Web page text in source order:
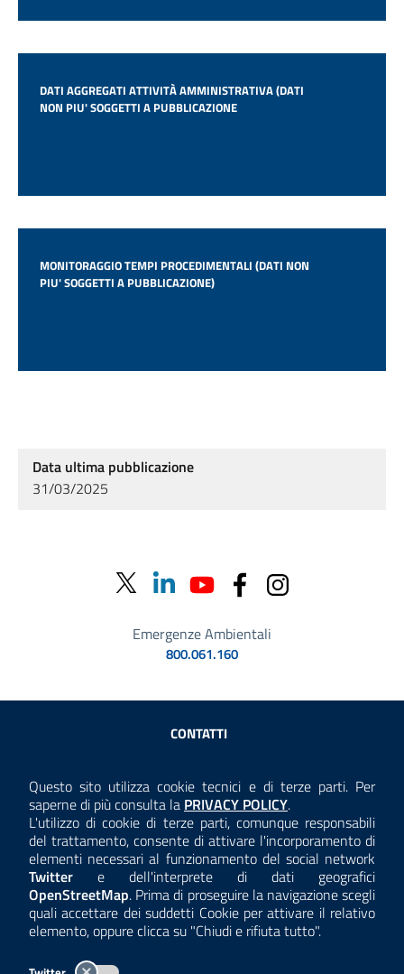
Questo sito utilizza cookie tecnici e di terze parti. Per
saperne di più consulta la Consulta la
PRIVACY POLICY.
L'utilizzo di cookie di terze parti, comunque responsabili
del trattamento, consente di attivare l'incorporamento di
elementi necessari al funzionamento del social network
Twitter e dell'interprete di dati geografici
OpenStreetMap. Prima di proseguire la navigazione scegli
quali accettare dei suddetti Cookie per attivare il relativo
elemento, oppure clicca su "Chiudi e rifiuta tutto".
DATI AGGREGATI ATTIVITÀ AMMINISTRATIVA (DATI
NON PIU' SOGGETTI A PUBBLICAZIONE
MONITORAGGIO TEMPI PROCEDIMENTALI (DATI NON
PIU' SOGGETTI A PUBBLICAZIONE)
Data ultima pubblicazione
31/03/2025
Emergenze Ambientali
800.061.160
Sezione Link Utili
CONTATTI
ANTICORRUZIONE
ACCESSIBILITÀ
COOKIE E PRIVACY
TEMI A-Z